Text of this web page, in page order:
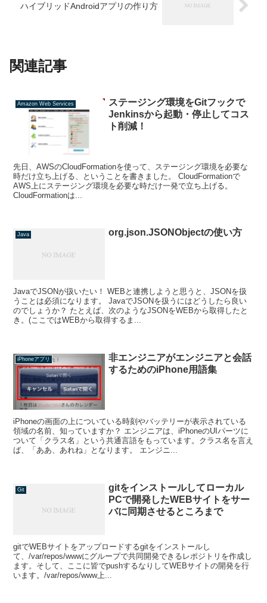
ハイブリッドAndroidアプリの作り方
関連記事
Amazon Web Services
ステージング環境をGitフックで
Jenkinsから起動・停止してコス
ト削減！
先日、AWSのCloudFormationを使って、ステージング環境を必要な
時だけ立ち上げる、ということを書きました。 CloudFormationで
AWS上にステージング環境を必要な時だけ一発で立ち上げる。
CloudFormationは...
Java org.json.JSONObjectの使い方
JavaでJSONが扱いたい！ WEBと連携しようと思うと、JSONを扱
うことは必須になります。 JavaでJSONを扱うにはどうしたら良い
のでしょうか？ たとえば、次のようなJSONをWEBから取得したと
き。(ここではWEBから取得するま...
iPhoneアプリ
非エンジニアがエンジニアと会話
するためのiPhone用語集
iPhoneの画面の上についている時刻やバッテリーが表示されている
領域の名前、知っていますか？ エンジニアは、iPhoneのUIパーツに
ついて「クラス名」という共通言語をもっています。クラス名を言え
ば、「ああ、あれね」となります。 エンジニ...
Git
gitをインストールしてローカル
PCで開発したWEBサイトをサー
バに同期させるところまで
gitでWEBサイトをアップロードするgitをインストールし
て、/var/repos/wwwにグループで共同開発できるレポジトリを作成し
ます。そして、ここに皆でpushするなりしてWEBサイトの開発を行
います。/var/repos/www上...